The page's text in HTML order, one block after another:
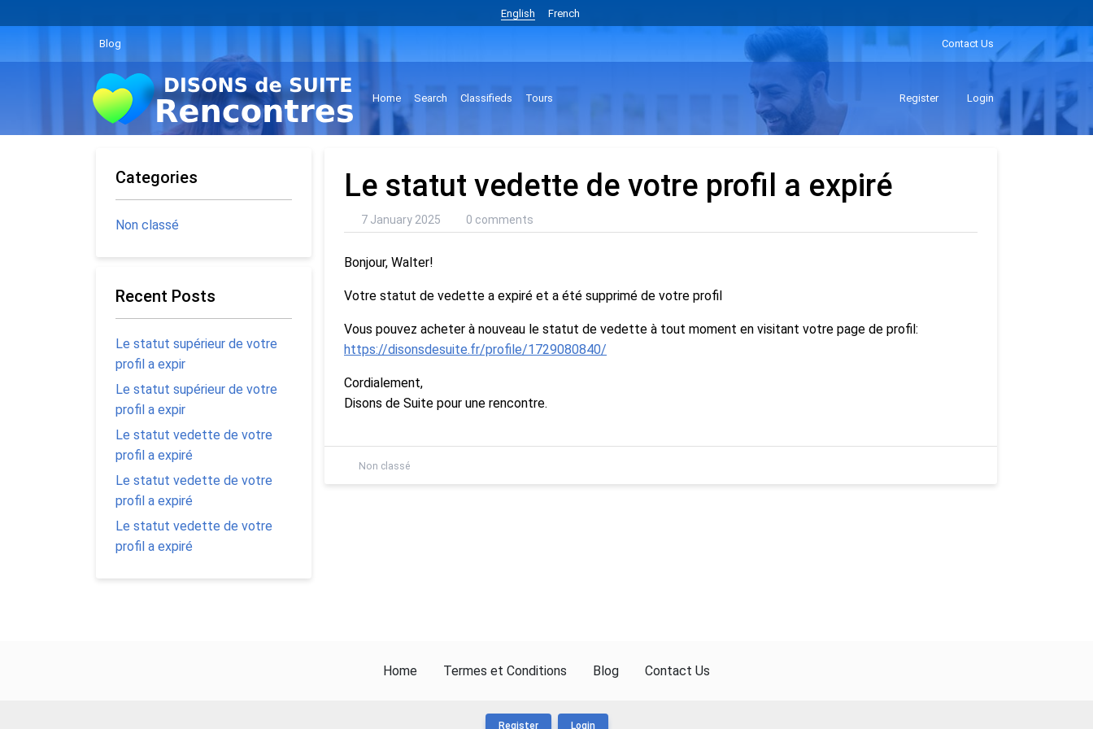
English French
Blog Contact Us
Home Search Classifieds Tours Register Login
Le statut vedette de votre profil a expiré
7 January 2025 0 comments
Bonjour, Walter!
Votre statut de vedette a expiré et a été supprimé de votre profil
Vous pouvez acheter à nouveau le statut de vedette à tout moment en visitant votre page de profil:
https://disonsdesuite.fr/profile/1729080840/
Cordialement,
Disons de Suite pour une rencontre.
Non classé
Categories
Non classé
Recent Posts
Le statut supérieur de votre
profil a expir
Le statut supérieur de votre
profil a expir
Le statut vedette de votre
profil a expiré
Le statut vedette de votre
profil a expiré
Le statut vedette de votre
profil a expiré
Home Termes et Conditions Blog Contact Us
Register Login